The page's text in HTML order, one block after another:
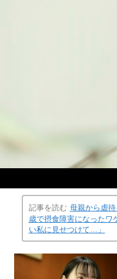
記事を読む 母親から虐
歳で摂食障害になったワ
い私に見せつけて…」